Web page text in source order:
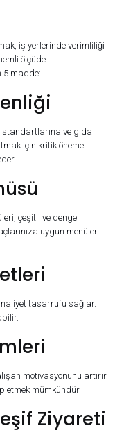
iş yerlerinde verimliliği
ölçüde
5 madde:
ve gıda
için kritik öneme
çeşitli ve dengeli
uygun menüler
tasarrufu sağlar.
motivasyonunu artırır.
etmek mümkündür.
Ziyareti